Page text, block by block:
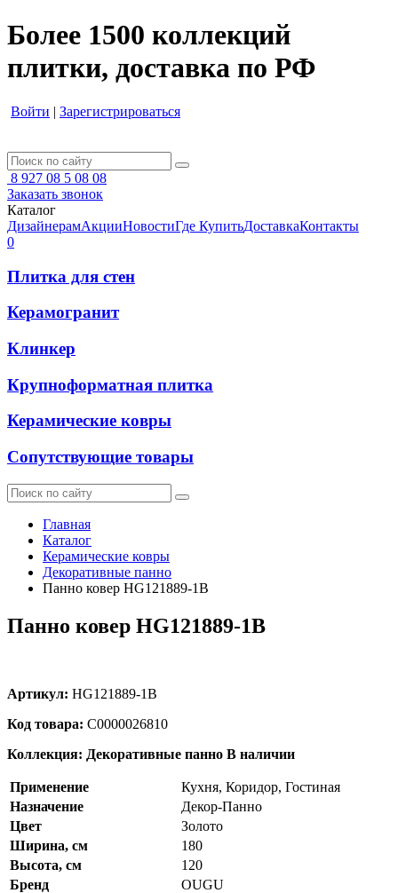
Более 1500 коллекций
плитки, доставка по РФ
Войти | Зарегистрироваться
8 927 08 5 08 08
Заказать звонок
Каталог
ДизайнерамАкцииНовостиГде КупитьДоставкаКонтакты
0
Плитка для стен
Керамогранит
Клинкер
Крупноформатная плитка
Керамические ковры
Сопутствующие товары
Главная
Каталог
Керамические ковры
Декоративные панно
Панно ковер HG121889-1B
Панно ковер HG121889-1B
Артикул: HG121889-1B
Код товара: С0000026810
Коллекция: Декоративные панно В наличии
Применение
Кухня, Коридор, Гостиная
Назначение
Декор-Панно
Цвет
Золото
Ширина, см
180
Высота, см
120
Бренд
OUGU